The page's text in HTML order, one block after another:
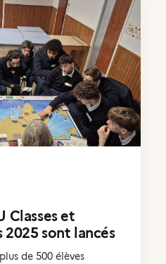
Classes et
2025 sont lancés
de 500 élèves